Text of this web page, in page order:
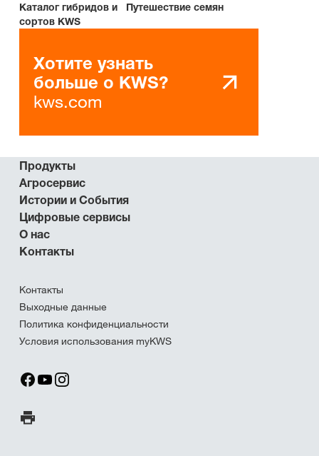
Каталог гибридов и
сортов KWS
Путешествие семян
Хотите узнать
больше о KWS?
kws.com
Продукты
Агросервис
Истории и События
Цифровые сервисы
О нас
Контакты
Контакты
Выходные данные
Политика конфиденциальности
Условия использования myKWS
Печать страницы